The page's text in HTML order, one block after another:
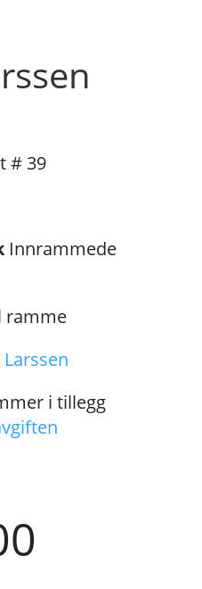
# 39
Innrammede
ramme
i tillegg